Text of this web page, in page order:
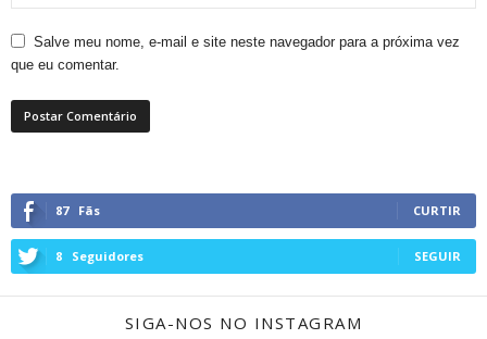
Salve meu nome, e-mail e site neste navegador para a próxima vez
que eu comentar.
87 Fãs CURTIR
8 Seguidores SEGUIR
SIGA-NOS NO INSTAGRAM